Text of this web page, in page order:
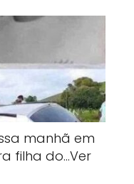
manhã em
filha do…Ver